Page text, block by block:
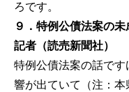
ろです。
９．特例公債法案の
記者（読売新聞社）
特例公債法案の話で
響が出ていて（注：